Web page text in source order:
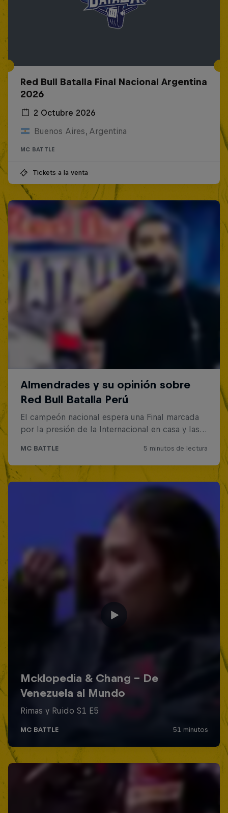
Red Bull Batalla Final Nacional Argentina
2026
2 Octubre 2026
Buenos Aires, Argentina
MC BATTLE
Tickets a la venta